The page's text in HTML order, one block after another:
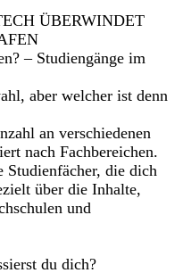
ÜBERWINDET
– Studiengänge im
aber welcher ist denn
an verschiedenen
nach Fachbereichen.
die dich
über die Inhalte,
und
du dich?